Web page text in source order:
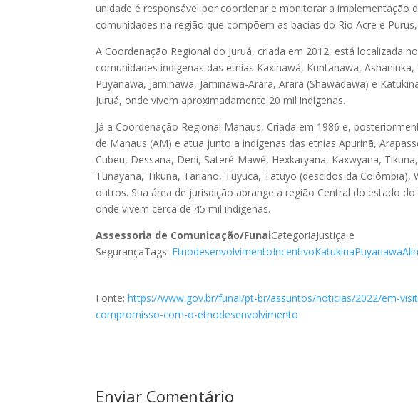
unidade é responsável por coordenar e monitorar a implementação
comunidades na região que compõem as bacias do Rio Acre e
A Coordenação Regional do Juruá, criada em 2012, está localizada
comunidades indígenas das etnias Kaxinawá, Kuntanawa,
Puyanawa, Jaminawa, Jaminawa-Arara, Arara (Shawãdawa) e
Juruá, onde vivem aproximadamente 20 mil indígenas.
Já a Coordenação Regional Manaus, Criada em 1986 e,
de Manaus (AM) e atua junto a indígenas das etnias Apurinã,
Cubeu, Dessana, Deni, Sateré-Mawé, Hexkaryana, Kaxwyana,
Tunayana, Tikuna, Tariano, Tuyuca, Tatuyo (descidos da
outros. Sua área de jurisdição abrange a região Central do estado
onde vivem cerca de 45 mil indígenas.
Assessoria de Comunicação/FunaiCategoriaJustiça e
SegurançaTags: EtnodesenvolvimentoIncentivoKatukinaPuyanawa
Fonte:https://www.gov.br/funai/pt-br/assuntos/noticias/2022/em-
compromisso-com-o-etnodesenvolvimento
Enviar Comentário